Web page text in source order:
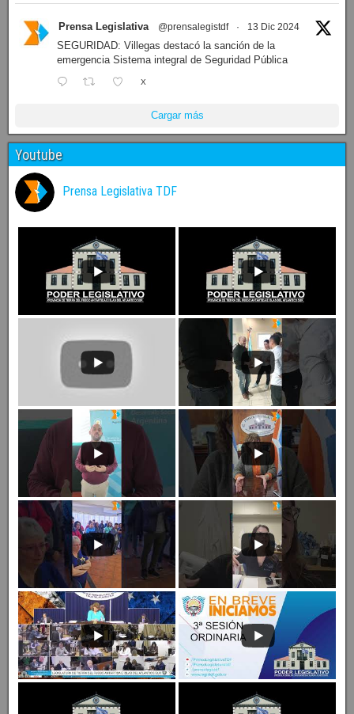
Prensa Legislativa @prensalegistdf · 13 Dic 2024
SEGURIDAD: Villegas destacó la sanción de la
emergencia Sistema integral de Seguridad Pública
X
Cargar más
Youtube
Prensa Legislativa TDF